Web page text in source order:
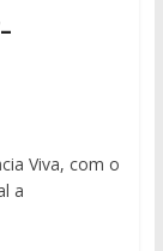
Viva, com o
a